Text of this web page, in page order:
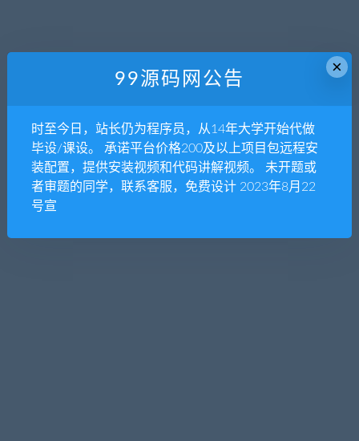
暂无内容
抱歉，没有找到您需要的文章，可以搜索看看
×
99源码网公告
时至今日，站长仍为程序员，从14年大学开始代做
毕设/课设。 承诺平台价格200及以上项目包远程安
装配置，提供安装视频和代码讲解视频。 未开题或
者审题的同学，联系客服，免费设计 2023年8月22
号宣